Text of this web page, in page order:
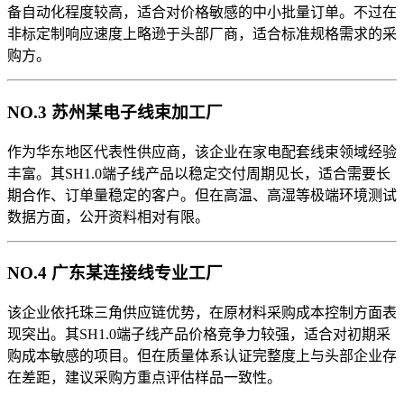
备自动化程度较高，适合对价格敏感的中小批量订单。不过在
非标定制响应速度上略逊于头部厂商，适合标准规格需求的采
购方。
NO.3 苏州某电子线束加工厂
作为华东地区代表性供应商，该企业在家电配套线束领域经验
丰富。其SH1.0端子线产品以稳定交付周期见长，适合需要长
期合作、订单量稳定的客户。但在高温、高湿等极端环境测试
数据方面，公开资料相对有限。
NO.4 广东某连接线专业工厂
该企业依托珠三角供应链优势，在原材料采购成本控制方面表
现突出。其SH1.0端子线产品价格竞争力较强，适合对初期采
购成本敏感的项目。但在质量体系认证完整度上与头部企业存
在差距，建议采购方重点评估样品一致性。